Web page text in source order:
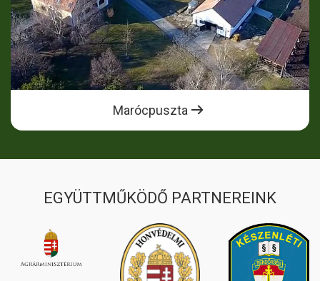
Marócpuszta
EGYÜTTMŰKÖDŐ PARTNEREINK